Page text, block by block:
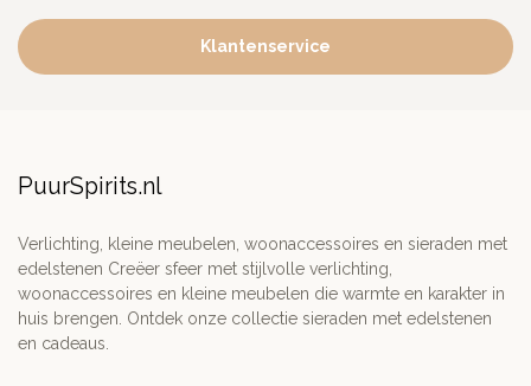
Klantenservice
PuurSpirits.nl
Verlichting, kleine meubelen, woonaccessoires en sieraden met
edelstenen Creëer sfeer met stijlvolle verlichting,
woonaccessoires en kleine meubelen die warmte en karakter in
huis brengen. Ontdek onze collectie sieraden met edelstenen
en cadeaus.